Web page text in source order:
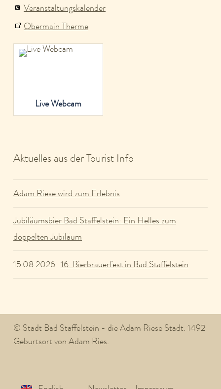
Veranstaltungskalender
Obermain Therme
Live Webcam
Aktuelles aus der Tourist Info
Adam Riese wird zum Erlebnis
Jubiläumsbier Bad Staffelstein: Ein Helles zum
doppelten Jubiläum
15.08.2026 16. Bierbrauerfest in Bad Staffelstein
© Stadt Bad Staffelstein - die Adam Riese Stadt. 1492
Geburtsort von Adam Ries.